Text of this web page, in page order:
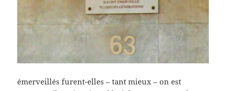
émerveillés furent-elles – tant mieux – on est